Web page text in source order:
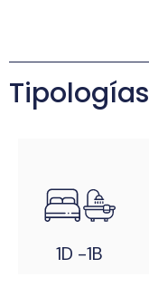
Tipologías
1D -1B